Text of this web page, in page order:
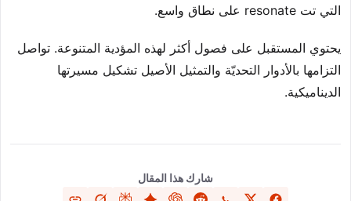
التي تت resonate على نطاق واسع.
يحتوي المستقبل على فصول أكثر لهذه المؤدية المتنوعة. تواصل
التزامها بالأدوار التحديّة والتمثيل الأصيل تشكيل مسيرتها
الديناميكية.
شارك هذا المقال